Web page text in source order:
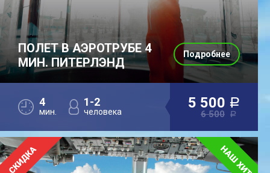
ПОЛЕТ В АЭРОТРУБЕ 4
МИН. ПИТЕРЛЭНД
4
мин.
1-2
человека
5 500 a
6 500 a
Подробнее